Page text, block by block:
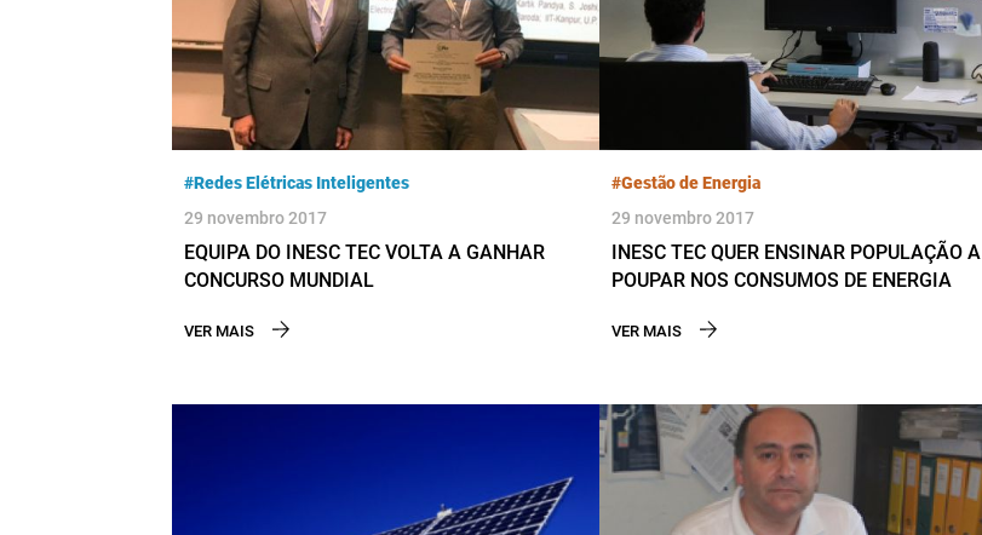
#Redes Elétricas Inteligentes
29 novembro 2017
EQUIPA DO INESC TEC VOLTA A GANHAR
CONCURSO MUNDIAL
VER MAIS
#Gestão de Energia
29 novembro 2017
INESC TEC QUER ENSINAR POPULAÇÃO A
POUPAR NOS CONSUMOS DE ENERGIA
VER MAIS